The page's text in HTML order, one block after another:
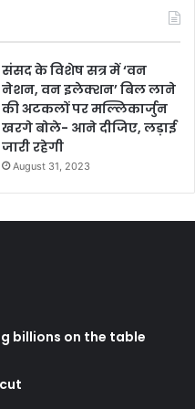
संसद के विशेष सत्र में ‘वन
नेशन, वन इलेक्शन’ बिल लाने
की अटकलों पर मल्लिकार्जुन
खरगे बोले- आने दीजिए, लड़ाई
जारी रहेगी
August 31, 2023
billions on the table